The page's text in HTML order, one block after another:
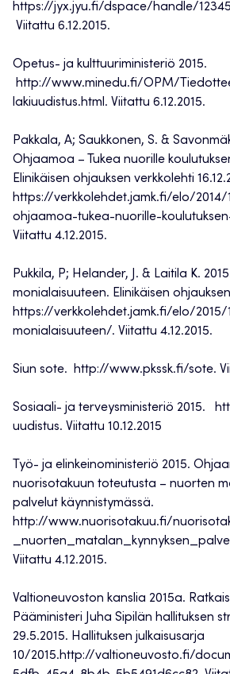
https://jyx.jyu.fi/dspace/handle/
Viitattu 6.12.2015.
Opetus- ja kulttuuriministeriö 2015.
http://www.minedu.fi/OPM/
lakiuudistus.html. Viitattu 6.12.2015.
Pakkala, A; Saukkonen, S. &
Ohjaamoa – Tukea nuorille
Elinikäisen ohjauksen verkkolehti
https://verkkolehdet.jamk.fi/elo/2014/
ohjaamoa-tukea-nuorille-
Viitattu 4.12.2015.
Pukkila, P; Helander, J. & Laitila K.
monialaisuuteen. Elinikäisen
https://verkkolehdet.jamk.fi/elo/
monialaisuuteen/. Viitattu 4.12.2015.
Siun sote. http://www.pkssk.fi/sote.
Sosiaali- ja terveysministeriö 2015.
uudistus. Viitattu 10.12.2015
Työ- ja elinkeinoministeriö 2015.
nuorisotakuun toteutusta – nuorten
palvelut käynnistymässä.
http://www.nuorisotakuu.fi/
Viitattu 4.12.2015.
Valtioneuvoston kanslia 2015a.
Pääministeri Juha Sipilän hallituksen
29.5.2015. Hallituksen julkaisusarja
10/2015.http://valtioneuvosto.fi/